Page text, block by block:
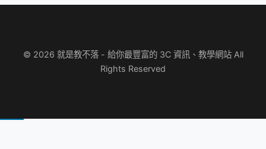
© 2026 就是教不落 - 給你最豐富的 3C 資訊、教學網站 All
Rights Reserved